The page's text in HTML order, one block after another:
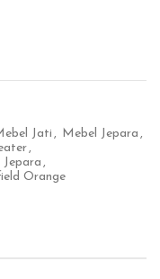
Jati , Mebel Jepara ,
,
,
Orange